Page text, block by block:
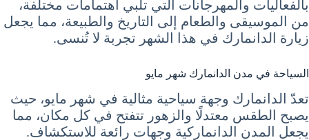
بالفعاليات والمهرجانات التي تلبي اهتمامات مختلفة،
من الموسيقى والطعام إلى التاريخ والطبيعة، مما يجعل
زيارة الدانمارك في هذا الشهر تجربة لا تُنسى.
السياحة في مدن الدانمارك شهر مايو
تعدّ الدانمارك وجهة سياحية مثالية في شهر مايو، حيث
يصبح الطقس معتدلًا والزهور تتفتح في كل مكان، مما
يجعل المدن الدانماركية وجهات رائعة للاستكشاف.